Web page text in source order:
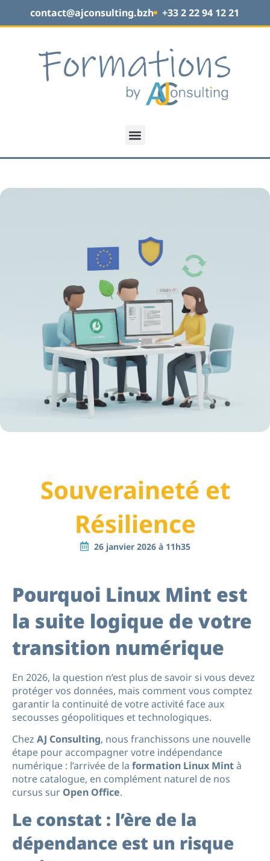
contact@ajconsulting.bzh +33 2 22 94 12 21
Souveraineté et
Résilience
26 janvier 2026 à 11h35
Pourquoi Linux Mint est
la suite logique de votre
transition numérique
En 2026, la question n’est plus de savoir si vous devez
protéger vos données, mais comment vous comptez
garantir la continuité de votre activité face aux
secousses géopolitiques et technologiques.
Chez AJ Consulting, nous franchissons une nouvelle
étape pour accompagner votre indépendance
numérique : l’arrivée de la formation Linux Mintà
notre catalogue, en complément naturel de nos
cursus sur Open Office.
Le constat : l’ère de la
dépendance est un risque